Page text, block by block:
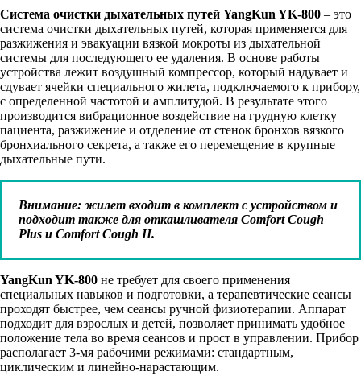
Система очистки дыхательных путей YangKun YK-800 – это
система очистки дыхательных путей, которая применяется для
разжижения и эвакуации вязкой мокроты из дыхательной
системы для последующего ее удаления. В основе работы
устройства лежит воздушный компрессор, который надувает и
сдувает ячейки специального жилета, подключаемого к прибору,
с определенной частотой и амплитудой. В результате этого
производится вибрационное воздействие на грудную клетку
пациента, разжижение и отделение от стенок бронхов вязкого
бронхиального секрета, а также его перемещение в крупные
дыхательные пути.
Внимание: жилет входит в комплект с устройством и
подходит также для откашливателя Comfort Cough
Plus и Comfort Cough II.
YangKun YK-800 не требует для своего применения
специальных навыков и подготовки, а терапевтические сеансы
проходят быстрее, чем сеансы ручной физиотерапии. Аппарат
подходит для взрослых и детей, позволяет принимать удобное
положение тела во время сеансов и прост в управлении. Прибор
располагает 3-мя рабочими режимами: стандартным,
циклическим и линейно-нарастающим.